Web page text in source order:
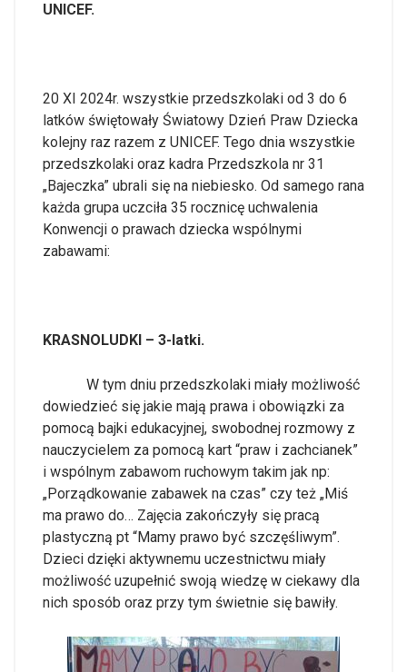
UNICEF.
20 XI 2024r. wszystkie przedszkolaki od 3 do 6
latków świętowały Światowy Dzień Praw Dziecka
kolejny raz razem z UNICEF. Tego dnia wszystkie
przedszkolaki oraz kadra Przedszkola nr 31
„Bajeczka” ubrali się na niebiesko. Od samego rana
każda grupa uczciła 35 rocznicę uchwalenia
Konwencji o prawach dziecka wspólnymi
zabawami:
KRASNOLUDKI – 3-latki.
W tym dniu przedszkolaki miały możliwość
dowiedzieć się jakie mają prawa i obowiązki za
pomocą bajki edukacyjnej, swobodnej rozmowy z
nauczycielem za pomocą kart “praw i zachcianek”
i wspólnym zabawom ruchowym takim jak np:
„Porządkowanie zabawek na czas” czy też „Miś
ma prawo do… Zajęcia zakończyły się pracą
plastyczną pt “Mamy prawo być szczęśliwym”.
Dzieci dzięki aktywnemu uczestnictwu miały
możliwość uzupełnić swoją wiedzę w ciekawy dla
nich sposób oraz przy tym świetnie się bawiły.